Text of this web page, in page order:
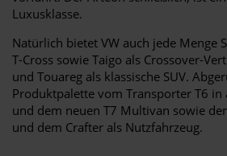
Luxusklasse.
Natürlich bietet VW auch jede Menge
T-Cross sowie Taigo als Crossover-
und Touareg als klassische SUV.
Produktpalette vom Transporter T6 in
und dem neuen T7 Multivan sowie
und dem Crafter als Nutzfahrzeug.